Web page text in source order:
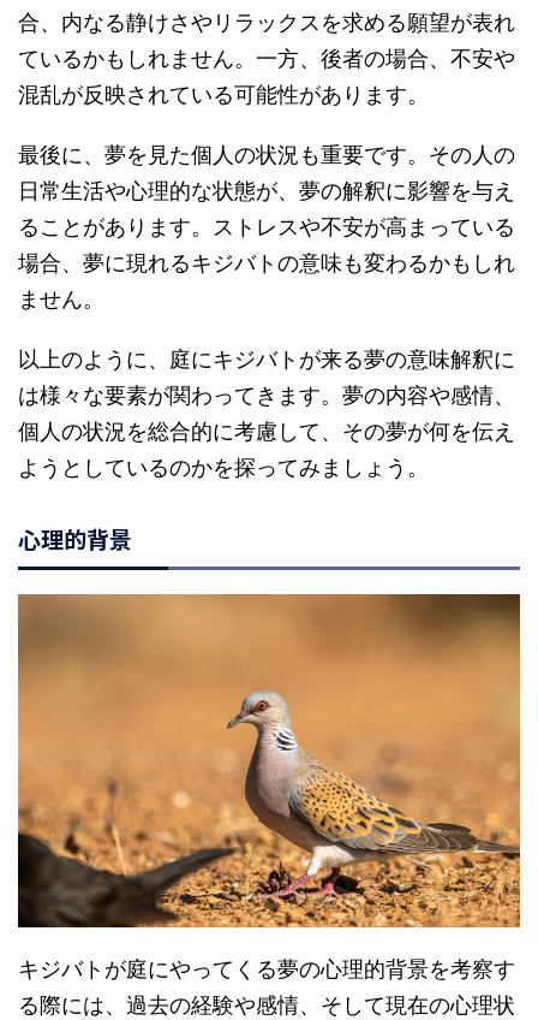
合、内なる静けさやリラックスを求める願望が表れ
ているかもしれません。一方、後者の場合、不安や
混乱が反映されている可能性があります。
最後に、夢を見た個人の状況も重要です。その人の
日常生活や心理的な状態が、夢の解釈に影響を与え
ることがあります。ストレスや不安が高まっている
場合、夢に現れるキジバトの意味も変わるかもしれ
ません。
以上のように、庭にキジバトが来る夢の意味解釈に
は様々な要素が関わってきます。夢の内容や感情、
個人の状況を総合的に考慮して、その夢が何を伝え
ようとしているのかを探ってみましょう。
心理的背景
キジバトが庭にやってくる夢の心理的背景を考察す
る際には、過去の経験や感情、そして現在の心理状